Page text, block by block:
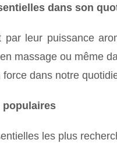
dans son
par leur puissance
massage ou même
dans notre
populaires
les plus